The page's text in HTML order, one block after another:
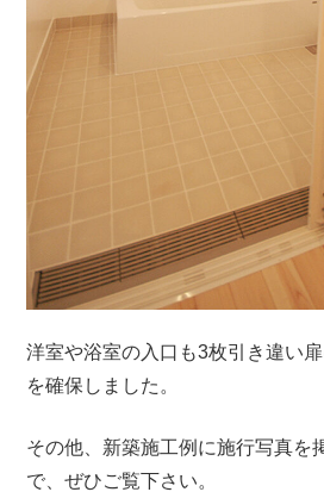
洋室や浴室の入口も3枚引き違い
を確保しました。
その他、新築施工例に施行写真を
で、ぜひご覧下さい。